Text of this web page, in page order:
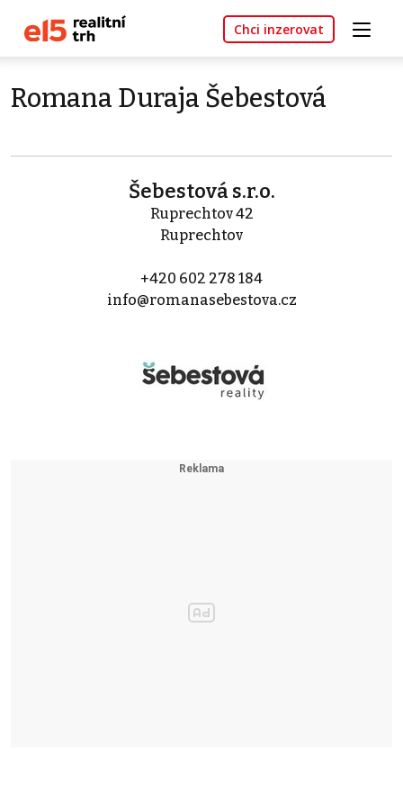
Chci inzerovat
Romana Duraja Šebestová
Šebestová s.r.o.
Ruprechtov 42
Ruprechtov
+420 602 278 184
info@romanasebestova.cz